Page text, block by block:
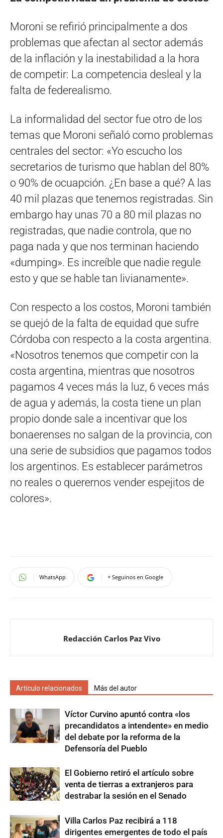
Moroni se refirió principalmente a dos
problemas que afectan al sector además
de la inflación y la inestabilidad a la hora
de competir: La competencia desleal y la
falta de federealismo.
La informalidad del sector fue otro de los
temas que Moroni señaló como problemas
centrales del sector: «Yo escucho los
secretarios de turismo que hablan del 80%
o 90% de ocuapción. ¿En base a qué? A las
40 mil plazas que tenemos registradas. Sin
embargo hay unas 70 a 80 mil plazas no
registradas, que nadie controla, que no
paga nada y que nos terminan haciendo
«dumping». Es increíble que nadie regule
esto y que se hable tan livianamente».
Con respecto a los costos, Moroni también
se quejó de la falta de equidad que sufre
Córdoba con respecto a la costa argentina.
«Nosotros tenemos que competir con la
costa argentina, mientras que nosotros
pagamos 4 veces más la luz, 6 veces más
de agua y además, la costa tiene un plan
propio donde sale a incentivar que los
bonaerenses no salgan de la provincia, con
una serie de subsidios que pagamos todos
los argentinos. Es establecer parámetros
no reales o querernos vender espejitos de
colores».
WhatsApp + Seguinos en Google
Redacción Carlos Paz Vivo
Artículo relacionados Más del autor
Víctor Curvino apuntó contra «los
precandidatos a intendente» en medio
del debate por la reforma de la
Defensoría del Pueblo
El Gobierno retiró el artículo sobre
venta de tierras a extranjeros para
destrabar la sesión en el Senado
Villa Carlos Paz recibirá a 118
dirigentes emergentes de todo el país